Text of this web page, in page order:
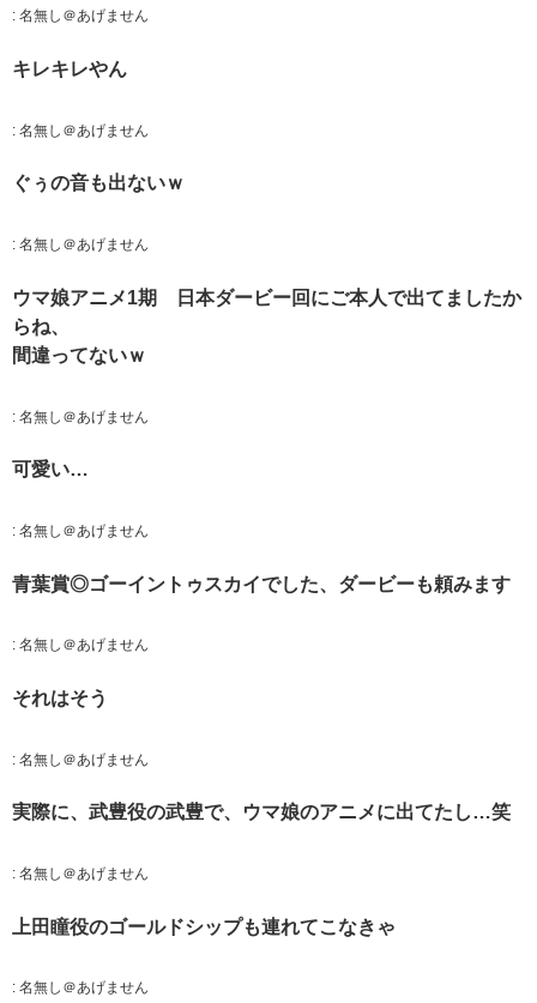
: 名無し＠あげません
キレキレやん
: 名無し＠あげません
ぐぅの音も出ないｗ
: 名無し＠あげません
ウマ娘アニメ1期 日本ダービー回にご本人で出てましたか
らね、
間違ってないｗ
: 名無し＠あげません
可愛い…
: 名無し＠あげません
青葉賞◎ゴーイントゥスカイでした、ダービーも頼みます
: 名無し＠あげません
それはそう
: 名無し＠あげません
実際に、武豊役の武豊で、ウマ娘のアニメに出てたし…笑
: 名無し＠あげません
上田瞳役のゴールドシップも連れてこなきゃ
: 名無し＠あげません